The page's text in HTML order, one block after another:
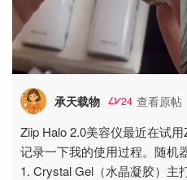
承天载物 24 查看原帖
Ziip Halo 2.0美容仪最近在试
记录一下我的使用过程。随机
1. Crystal Gel（水晶凝胶）主